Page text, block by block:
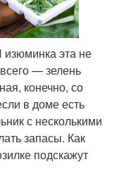
эта не
— зелень
конечно, со
в доме есть
с несколькими
запасы. Как
подскажут